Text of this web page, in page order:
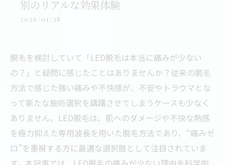
別のリアルな効果体験
2026/01/28
脱毛を検討していて「LED脱毛は本当に痛みが少ない
の？」と疑問に感じたことはありませんか？従来の脱毛
方法で感じた強い痛みや不快感が、不安やトラウマとな
って新たな施術選択を躊躇させてしまうケースも少なく
ありません。LED脱毛は、肌へのダメージや不快な熱感
を極力抑えた専用波長を用いた脱毛方法であり、“痛みゼ
ロ”を重視する方に最適な選択肢として注目されていま